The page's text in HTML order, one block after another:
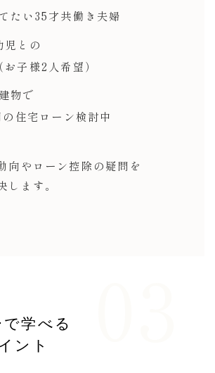
たい35才共働き夫婦
児との
子様2人希望）
物で
住宅ローン検討中
向や ローン控除の疑問を
します。
学べる
ント